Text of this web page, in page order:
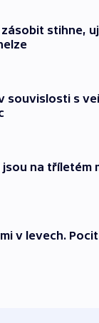
zásobit stihne,
souvislosti s
na tříletém
v levech.